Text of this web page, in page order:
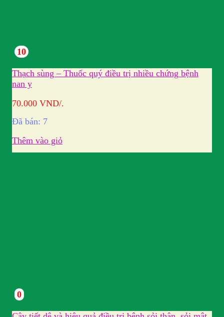
10
Thạch sùng – Thuốc quý điều trị nhiều chứng bệnh
nan y
70.000 VND/.
Đã bán: 7
Thêm vào giỏ
0